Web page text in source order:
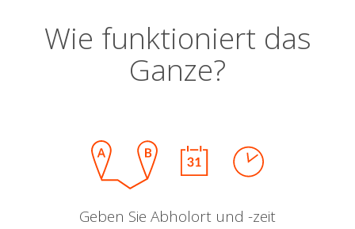
Wie funktioniert das
Ganze?
Geben Sie Abholort und -zeit